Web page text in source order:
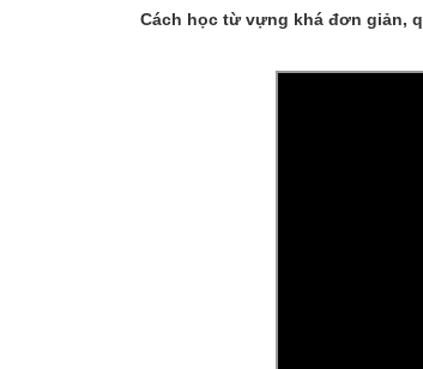
Cách học từ vựng khá đơn giản,